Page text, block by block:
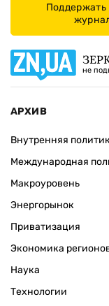
не
АРХИВ
Внутренняя
Международная
Макроуровень
Энергорынок
Приватизация
Экономика
Наука
Технологии